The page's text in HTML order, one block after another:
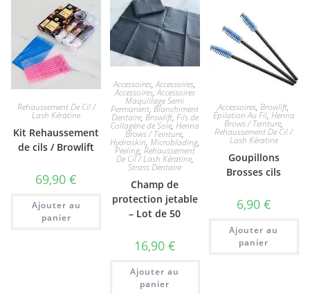
Rehaussement De Cil /
Lash Kératine
Kit Rehaussement
de cils / Browlift
69,90€
Ajouter au
panier
Accessoires,Accessoires,
Accessoires,Accessoires
Maquillage Semi
Permanent,Blanchiment
Dentaire, Browlift, Fils de
Collagène de Soie,Henna
Brows / Teinture,
Hydraskin, Microblading,
Peeling, Rehaussement
De Cil / Lash Kératine,
Strass Dentaire
Champ de
protection jetable
– Lot de 50
16,90 €
Ajouter au
panier
Accessoires,Browlift,
Épilation Au Fil, Henna
Brows / Teinture,
Rehaussement De Cil /
Lash Kératine
Goupillons
Brosses cils
6,90 €
Ajouter au
panier